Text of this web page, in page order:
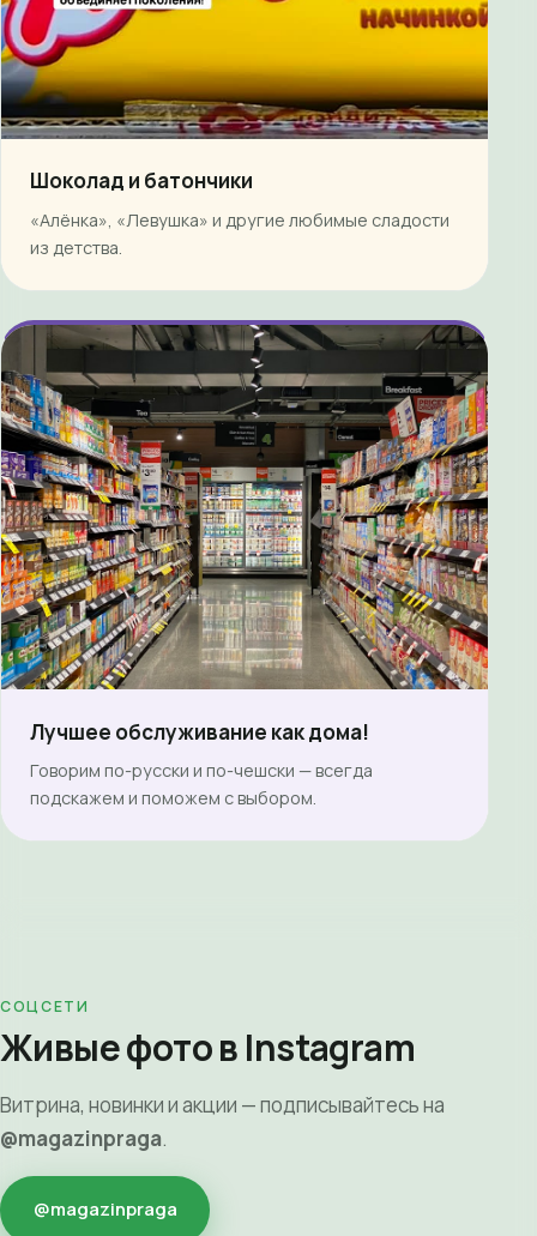
Шоколад и батончики
«Алёнка», «Левушка» и другие любимые сладости
из детства.
Лучшее обслуживание как дома!
Говорим по-русски и по-чешски — всегда
подскажем и поможем с выбором.
СОЦСЕТИ
Живые фото в Instagram
Витрина, новинки и акции — подписывайтесь на
@magazinpraga.
@magazinpraga